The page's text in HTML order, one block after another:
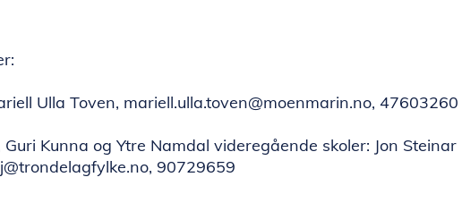
Ulla Toven, mariell.ulla.toven@moenmarin.no, 47603260
Kunna og Ytre Namdal videregående skoler: Jon Steinar
90729659